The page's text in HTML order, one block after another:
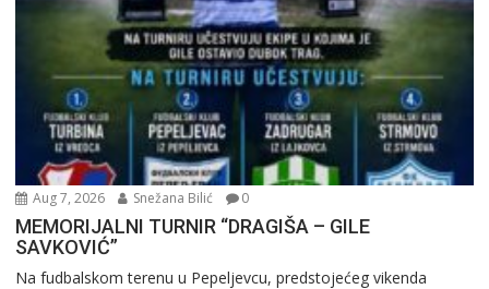
Aug 7, 2026 Snežana Bilić 0
MEMORIJALNI TURNIR “DRAGIŠA – GILE
SAVKOVIĆ”
Na fudbalskom terenu u Pepeljevcu, predstojećeg vikenda